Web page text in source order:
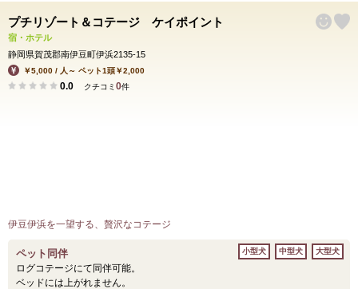
プチリゾート＆コテージ ケイポイント
宿・ホテル
静岡県賀茂郡南伊豆町伊浜2135-15
￥5,000 / 人～ ペット1頭￥2,000
0.0 クチコミ 0件
伊豆伊浜を一望する、贅沢なコテージ
ペット同伴
ログコテージにて同伴可能。
ベッドには上がれません。
小型犬 中型犬 大型犬